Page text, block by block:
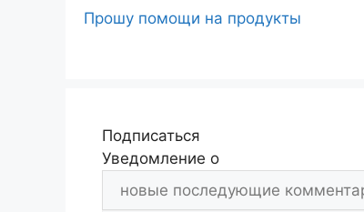
Прошу помощи на продукты
Подписаться
Уведомление о